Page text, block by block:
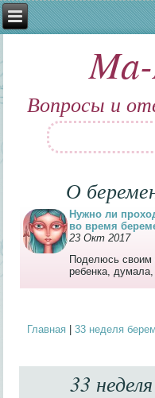
Вопросы и
О
Нужно ли
во время
23 Окт 2017
Поделюсь своим
ребенка, думала,
Вы здесь
Главная| 33 неделя
33